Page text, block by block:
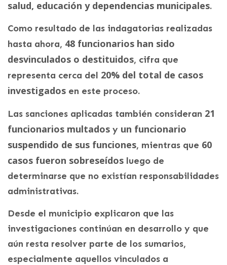
salud, educación y dependencias municipales.
Como resultado de las indagatorias realizadas
hasta ahora, 48 funcionarios han sido
desvinculados o destituidos, cifra que
representa cerca del 20% del total de casos
investigados en este proceso.
Las sanciones aplicadas también consideran 21
funcionarios multados y un funcionario
suspendido de sus funciones, mientras que 60
casos fueron sobreseídos luego de
determinarse que no existían responsabilidades
administrativas.
Desde el municipio explicaron que las
investigaciones continúan en desarrollo y que
aún resta resolver parte de los sumarios,
especialmente aquellos vinculados a